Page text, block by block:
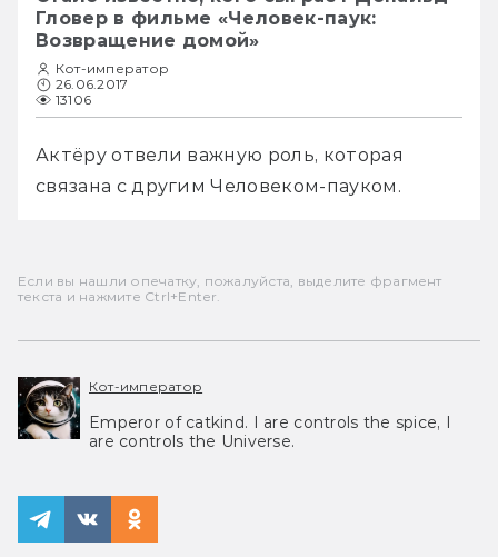
Гловер в фильме «Человек-паук:
Возвращение домой»
Кот-император
26.06.2017
13106
Актёру отвели важную роль, которая
связана с другим Человеком-пауком.
Если вы нашли опечатку, пожалуйста, выделите фрагмент
текста и нажмите Ctrl+Enter.
Кот-император
Emperor of catkind. I are controls the spice, I
are controls the Universe.